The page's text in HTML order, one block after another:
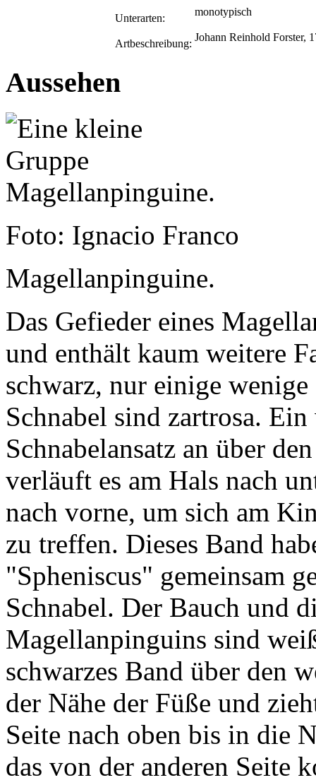
Unterarten:
Artbeschreibung:
monotypisch
Johann Reinhold Forster,
Aussehen
Foto: Ignacio Franco
Magellanpinguine.
Das Gefieder eines
und enthält kaum weitere
schwarz, nur einige
Schnabel sind zartrosa.
Schnabelansatz an über
verläuft es am Hals nach
nach vorne, um sich am
zu treffen. Dieses Band
"Spheniscus" gemeinsam
Schnabel. Der Bauch und
Magellanpinguins sind
schwarzes Band über den
der Nähe der Füße und
Seite nach oben bis in die
das von der anderen Seite